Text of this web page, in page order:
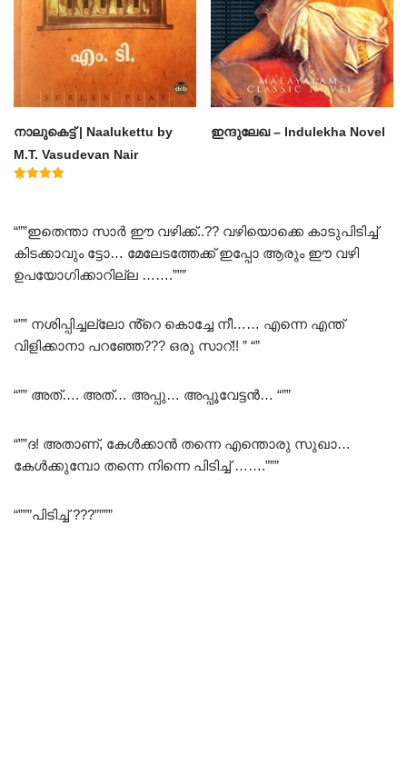
നാലുകെട്ട് | Naalukettu by
M.T. Vasudevan Nair
ഇന്ദുലേഖ – Indulekha Novel
“””ഇതെന്താ സാർ ഈ വഴിക്ക്..?? വഴിയൊക്കെ കാടുപിടിച്ച്
കിടക്കാവും ട്ടോ… മേലേടത്തേക്ക് ഇപ്പോ ആരും ഈ വഴി
ഉപയോഗിക്കാറില്ല …….”””
“”” നശിപ്പിച്ചല്ലോ ൻ്റെ കൊച്ചേ നീ…… എന്നെ എന്ത്
വിളിക്കാനാ പറഞ്ഞേ??? ഒരു സാറ്!! ” “”
“”” അത്…. അത്… അപ്പു… അപ്പൂവേട്ടൻ… “””
“””ദ! അതാണ്, കേൾക്കാൻ തന്നെ എന്തൊരു സുഖാ…
കേൾക്കുമ്പോ തന്നെ നിന്നെ പിടിച്ച് …….”””
“”””പിടിച്ച് ???””””